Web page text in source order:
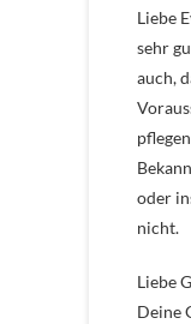
Liebe
sehr
auch,
oder
nicht.
Liebe
Deine